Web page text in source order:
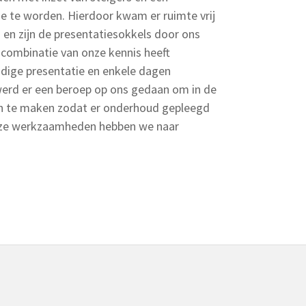
te worden. Hierdoor kwam er ruimte vrij
zijn de presentatiesokkels door ons
van onze kennis heeft
presentatie en enkele dagen
er een beroep op ons gedaan om in de
te maken zodat er onderhoud gepleegd
werkzaamheden hebben we naar